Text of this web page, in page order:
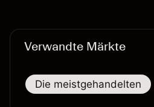
Verwandte Märkte
Die meistgehandelten